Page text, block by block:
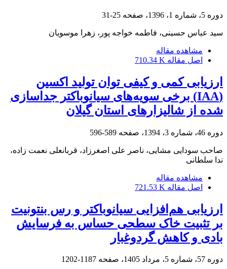
دوره 5، شماره 1، 1396، صفحه 25-31
سید عباس حسینی، فاطمه خواجه پور، زهرا موسویان
مشاهده مقاله
اصل مقاله 710.34 K
ارزیابی کمی و کیفی توان تولید اکسین
(IAA) برخی سویه‌های سیانوباکتر جداسازی
شده از شالیزارهای استان گیلان
دوره 46، شماره 3، 1394، صفحه 589-596
صاحب سودایی مشایی، ناصر علی اصغرزاد، قربانعلی نعمت زاده،
ندا سلطانی
مشاهده مقاله
اصل مقاله 721.53 K
ارزیابی هم‌افزایی سیانوباکتر و رس بنتونیت
بر تثبیت خاک‌ سطحی حساس به فرسایش
بادی و کاهش گردوغبار
دوره 57، شماره 5، مرداد 1405، صفحه 1187-1202